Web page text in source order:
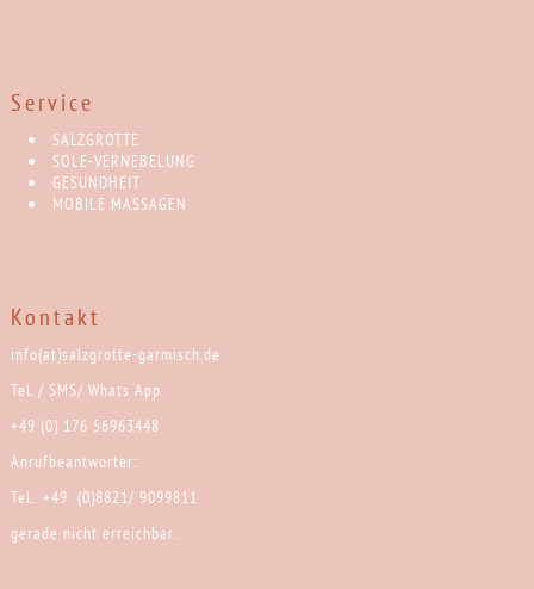
Service
SALZGROTTE
SOLE-VERNEBELUNG
GESUNDHEIT
MOBILE MASSAGEN
Kontakt
info(at)salzgrotte-garmisch.de
Tel. / SMS/ Whats App
+49 (0) 176 56963448
Anrufbeantworter:
Tel. +49 (0)8821/ 9099811
gerade nicht erreichbar.